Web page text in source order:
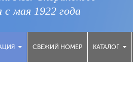
с мая 1922 года
СВЕЖИЙ НОМЕР КАТАЛОГ